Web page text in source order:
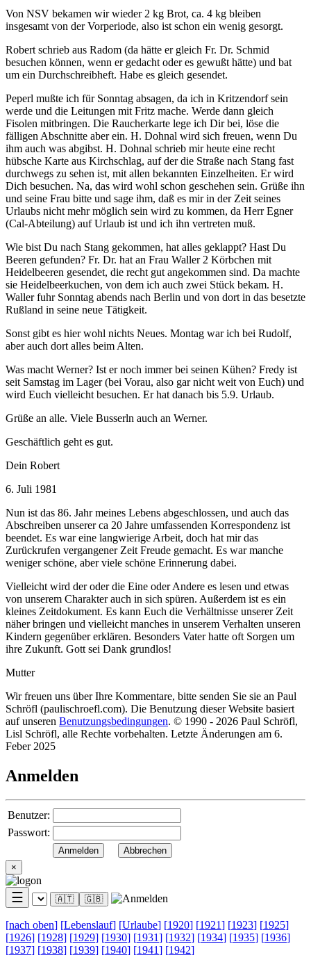
Von NSV bekamen wir wieder 2 kg Brot, ca. 4 kg bleiben
insgesamt von der Vorperiode, also ist schon ein wenig gesorgt.
Robert schrieb aus Radom (da hätte er gleich Fr. Dr. Schmid
besuchen können, wenn er gedacht oder es gewußt hätte) und bat
um ein Durchschreibheft. Habe es gleich gesendet.
Peperl mußte ich für Sonntag absagen, da ich in Kritzendorf sein
werde und die Leitungen mit Fritz mache. Werde dann gleich
Fisolen mitbringen. Die Raucherkarte lege ich Dir bei, löse die
fälligen Abschnitte aber ein. H. Dohnal wird sich freuen, wenn Du
ihm auch was abgibst. H. Dohnal schrieb mir heute eine recht
hübsche Karte aus Kirchschlag, auf der die Straße nach Stang fast
durchwegs zu sehen ist, mit allen bekannten Einzelheiten. Er wird
Dich besuchen. Na, das wird wohl schon geschehen sein. Grüße ihn
und seine Frau bitte und sage ihm, daß es mir in der Zeit seines
Urlaubs nicht mehr möglich sein wird zu kommen, da Herr Egner
(Cal-Abteilung) auf Urlaub ist und ich ihn vertreten muß.
Wie bist Du nach Stang gekommen, hat alles geklappt? Hast Du
Beeren gefunden? Fr. Dr. hat an Frau Waller 2 Körbchen mit
Heidelbeeren gesendet, die recht gut angekommen sind. Da machte
sie Heidelbeerkuchen, von dem ich auch zwei Stück bekam. H.
Waller fuhr Sonntag abends nach Berlin und von dort in das besetzte
Rußland in seine neue Tätigkeit.
Sonst gibt es hier wohl nichts Neues. Montag war ich bei Rudolf,
aber auch dort alles beim Alten.
Was macht Werner? Ist er noch immer bei seinen Kühen? Fredy ist
seit Samstag im Lager (bei Vorau, also gar nicht weit von Euch) und
wird Euch vielleicht besuchen. Er hat danach bis 5.9. Urlaub.
Grüße an alle. Viele Busserln auch an Werner.
Geschäftlich geht es gut.
Dein Robert
6. Juli 1981
Nun ist das 86. Jahr meines Lebens abgeschlossen, und auch das
Abschreiben unserer ca 20 Jahre umfassenden Korrespondenz ist
beendet. Es war eine langwierige Arbeit, doch hat mir das
Zurückrufen vergangener Zeit Freude gemacht. Es war manche
weniger schöne, aber viele schöne Erinnerung dabei.
Vielleicht wird der oder die Eine oder Andere es lesen und etwas
von unserem Charakter auch in sich spüren. Außerdem ist es ein
kleines Zeitdokument. Es kann Euch die Verhältnisse unserer Zeit
näher bringen und vielleicht manches in unserem Verhalten unseren
Kindern gegenüber erklären. Besonders Vater hatte oft Sorgen um
ihre Zukunft. Gott sei Dank grundlos!
Mutter
Wir freuen uns über Ihre Kommentare, bitte senden Sie sie an Paul
Schröfl (paulischroefl.com). Die Benutzung dieser Website basiert
auf unseren Benutzungsbedingungen. © 1990 - 2026 Paul Schröfl,
Lisl Schröfl, alle Rechte vorbehalten. Letzte Änderungen am 6.
Feber 2025
Anmelden
Benutzer:
Passwort:
×
☰ 🇦🇹 🇬🇧
[nach oben] [Lebenslauf] [Urlaube] [1920] [1921] [1923] [1925]
[1926] [1928] [1929] [1930] [1931] [1932] [1934] [1935] [1936]
[1937] [1938] [1939] [1940] [1941] [1942]